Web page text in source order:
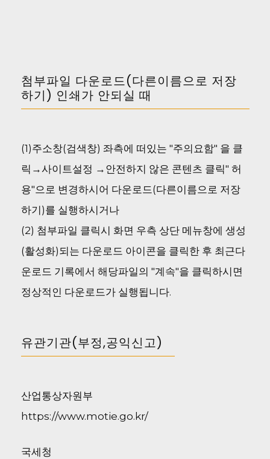
첨부파일 다운로드(다른이름으로 저장
하기) 인쇄가 안되실 때
(1)주소창(검색창) 좌측에 떠있는 "주의요함" 을 클
릭→사이트설정 →안전하지 않은 콘텐츠 클릭" 허
용"으로 변경하시어 다운로드(다른이름으로 저장
하기)를 실행하시거나
(2) 첨부파일 클릭시 화면 우측 상단 메뉴창에 생성
(활성화)되는 다운로드 아이콘을 클릭한 후 최근다
운로드 기록에서 해당파일의 "계속"을 클릭하시면
정상적인 다운로드가 실행됩니다.
유관기관(부정,공익신고)
산업통상자원부
https://www.motie.go.kr/
국세청